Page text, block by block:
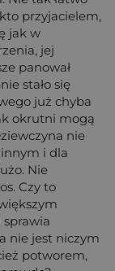
przyjacielem,
jak w
jej
panował
stało się
już chyba
okrutni mogą
nie
i dla
Nie
Czy to
nie jest niczym
potworem,